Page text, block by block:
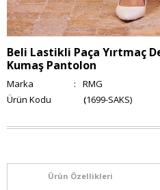
Beli Lastikli Paça Yırtmaç
Kumaş Pantolon
Marka :
RMG
(1699-SAKS)
Ürün Özellikleri